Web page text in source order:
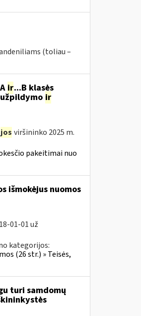
(toliau –
ir...B klasės
ir
jos viršininko 2025 m.
pakeitimai nuo
išmokėjus nuomos
01-01 už
kategorijos:
(26 str.) » Teisės,
turi samdomų